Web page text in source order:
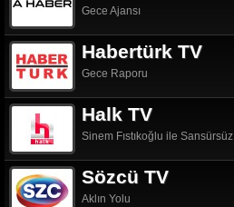
Gece Ajansı
Habertürk TV
Gece Raporu
Halk TV
Sinem Fıstıkoğlu ile Sansürsüz
Sözcü TV
Aklın Yolu